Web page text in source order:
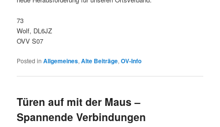
73
Wolf, DL6JZ
OVV S07
Posted in Allgemeines,Alte Beiträge,OV-Info
Türen auf mit der Maus –
Spannende Verbindungen